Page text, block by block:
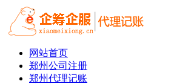
网站首页
郑州公司注册
郑州代理记账